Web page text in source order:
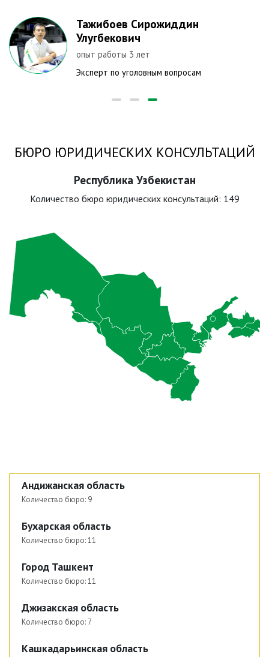
Тажибоев Сирожиддин
Улугбекович
опыт работы 3 лет
Эксперт по уголовным вопросам
БЮРО ЮРИДИЧЕСКИХ КОНСУЛЬТАЦИЙ
Республика Узбекистан
Количество бюро юридических консультаций: 149
Андижанская область
Количество бюро: 9
Бухарская область
Количество бюро:11
Город Ташкент
Количество бюро:11
Джизакская область
Количество бюро: 7
Кашкадарьинская область